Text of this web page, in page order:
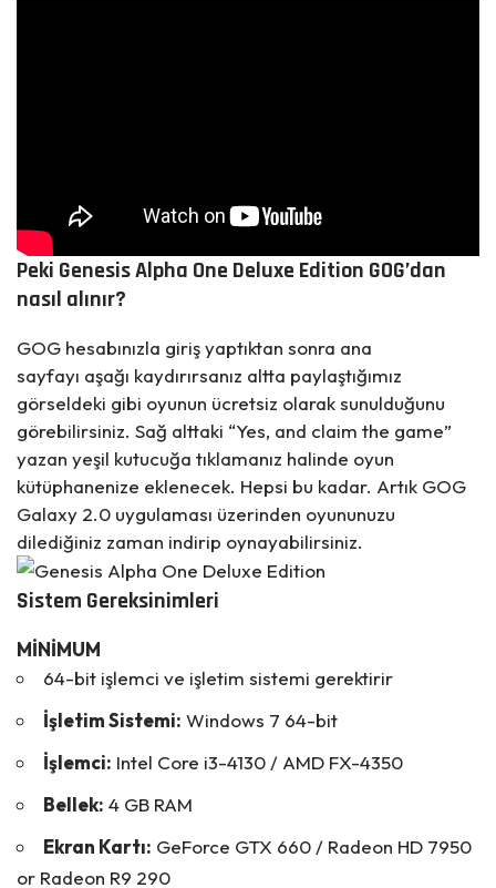
Peki Genesis Alpha One Deluxe Edition GOG’dan
nasıl alınır?
GOG hesabınızla giriş yaptıktan sonra ana
sayfayı aşağı kaydırırsanız altta paylaştığımız
görseldeki gibi oyunun ücretsiz olarak sunulduğunu
görebilirsiniz. Sağ alttaki “Yes, and claim the game”
yazan yeşil kutucuğa tıklamanız halinde oyun
kütüphanenize eklenecek. Hepsi bu kadar. Artık GOG
Galaxy 2.0 uygulaması üzerinden oyununuzu
dilediğiniz zaman indirip oynayabilirsiniz.
Sistem Gereksinimleri
MİNİMUM
64-bit işlemci ve işletim sistemi gerektirir
İşletim Sistemi: Windows 7 64-bit
İşlemci: Intel Core i3-4130 / AMD FX-4350
Bellek: 4 GB RAM
Ekran Kartı: GeForce GTX 660 / Radeon HD 7950
or Radeon R9 290